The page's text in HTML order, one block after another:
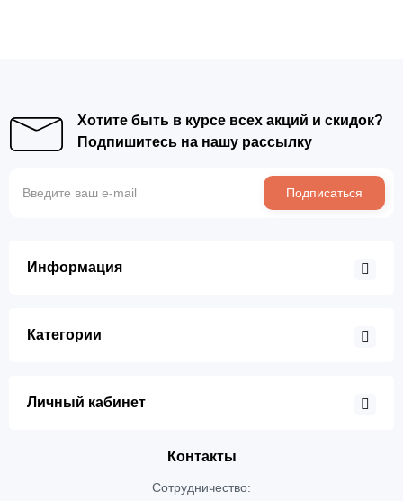
Хотите быть в курсе всех акций и скидок?
Подпишитесь на нашу рассылку
Подписаться
Информация
Категории
Личный кабинет
Контакты
Сотрудничество: